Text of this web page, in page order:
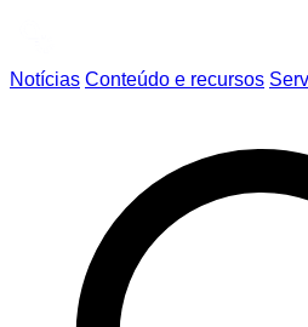
Notícias Conteúdo e recursos